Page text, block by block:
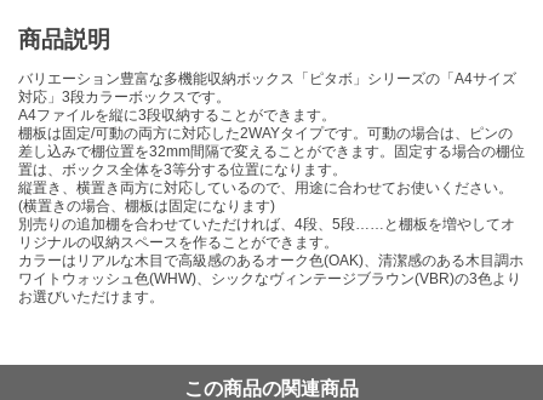
商品説明
バリエーション豊富な多機能収納ボックス「ピタボ」シリーズの「A4サイズ
対応」3段カラーボックスです。
A4ファイルを縦に3段収納することができます。
棚板は固定/可動の両方に対応した2WAYタイプです。可動の場合は、ピンの
差し込みで棚位置を32mm間隔で変えることができます。固定する場合の棚位
置は、ボックス全体を3等分する位置になります。
縦置き、横置き両方に対応しているので、用途に合わせてお使いください。
(横置きの場合、棚板は固定になります)
別売りの追加棚を合わせていただければ、4段、5段……と棚板を増やしてオ
リジナルの収納スペースを作ることができます。
カラーはリアルな木目で高級感のあるオーク色(OAK)、清潔感のある木目調ホ
ワイトウォッシュ色(WHW)、シックなヴィンテージブラウン(VBR)の3色より
お選びいただけます。
この商品の関連商品